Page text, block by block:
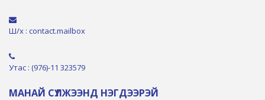
Ш/х : contact.mailbox
Утас : (976)-11 323579
МАНАЙ СҮЛЖЭЭНД НЭГДЭЭРЭЙ